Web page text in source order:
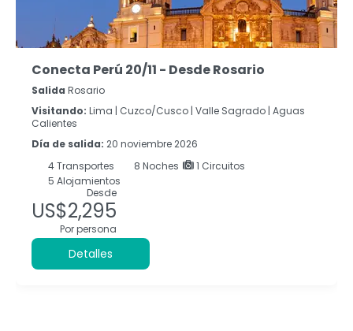
Conecta Perú 20/11 - Desde Rosario
Salida Rosario
Visitando: Lima | Cuzco/Cusco | Valle Sagrado | Aguas
Calientes
Día de salida: 20 noviembre 2026
4Transportes 8 Noches
1 Circuitos
5 Alojamientos
Desde
US$2,295
Por persona
Detalles